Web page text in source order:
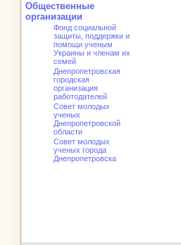
Общественные
организации
Фонд социальной
защиты, поддержки и
помощи ученым
Украины и членам их
семей
Днепропетровская
городская
организация
работодателей
Совет молодых
ученых
Днепропетровской
области
Совет молодых
ученых города
Днепропетровска